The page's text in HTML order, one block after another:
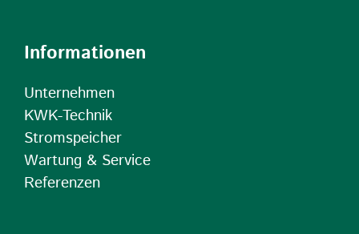
Informationen
Unternehmen
KWK-Technik
Stromspeicher
Wartung & Service
Referenzen